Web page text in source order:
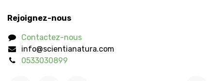
Rejoignez-nous
Contactez-nous
info@scientianatura.com
0533030899